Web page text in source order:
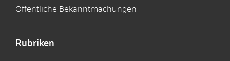
Öffentliche Bekanntmachungen
Rubriken